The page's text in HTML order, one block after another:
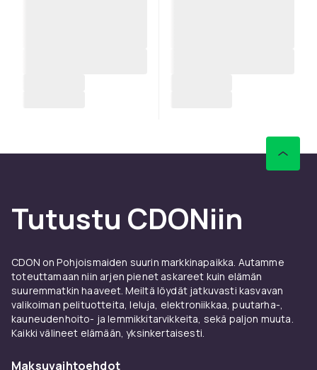
Tutustu CDONiin
CDON on Pohjoismaiden suurin markkinapaikka. Autamme
toteuttamaan niin arjen pienet askareet kuin elämän
suuremmatkin haaveet. Meiltä löydät jatkuvasti kasvavan
valikoiman pelituotteita, leluja, elektroniikkaa, puutarha-,
kauneudenhoito- ja lemmikkitarvikkeita, sekä paljon muuta.
Kaikki välineet elämään, yksinkertaisesti.
Maksuvaihtoehdot